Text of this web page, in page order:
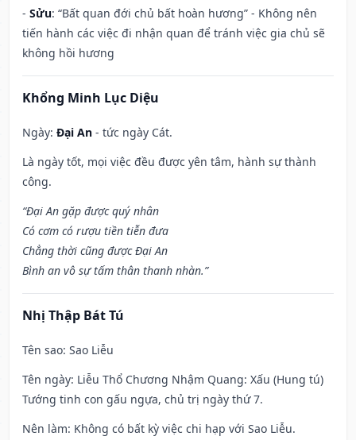
- Sửu: “Bất quan đới chủ bất hoàn hương” - Không nên
tiến hành các việc đi nhận quan để tránh việc gia chủ sẽ
không hồi hương
Khổng Minh Lục Diệu
Ngày: Đại An - tức ngày Cát.
Là ngày tốt, mọi việc đều được yên tâm, hành sự thành
công.
“Đại An gặp được quý nhân
Có cơm có rượu tiền tiễn đưa
Chẳng thời cũng được Đại An
Bình an vô sự tấm thân thanh nhàn.”
Nhị Thập Bát Tú
Tên sao: Sao Liễu
Tên ngày: Liễu Thổ Chương Nhậm Quang: Xấu (Hung tú)
Tướng tinh con gấu ngựa, chủ trị ngày thứ 7.
Nên làm: Không có bất kỳ việc chi hạp với Sao Liễu.